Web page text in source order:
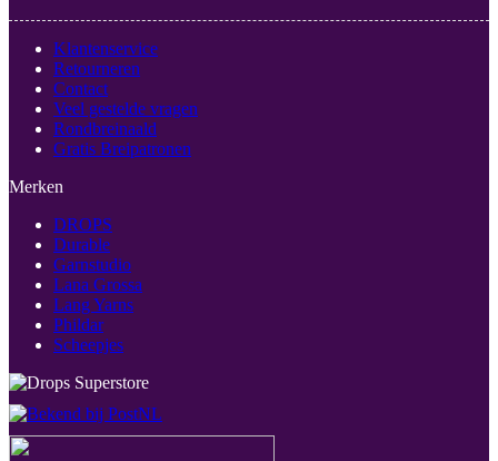
Klantenservice
Retourneren
Contact
Veel gestelde vragen
Rondbreinaald
Gratis Breipatronen
Merken
DROPS
Durable
Garnstudio
Lana Grossa
Lang Yarns
Phildar
Scheepjes